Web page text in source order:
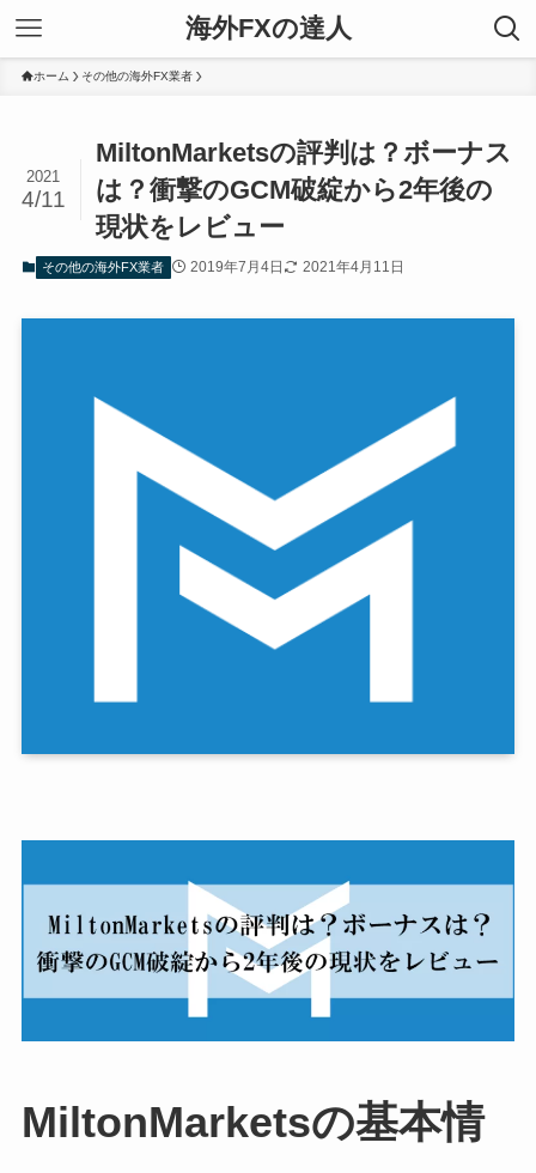
海外FXの達人
ホーム その他の海外FX業者
MiltonMarketsの評判は？ボーナス
は？衝撃のGCM破綻から2年後の
現状をレビュー
2021
4/11
その他の海外FX業者 2019年7月4日 2021年4月11日
MiltonMarketsの基本情